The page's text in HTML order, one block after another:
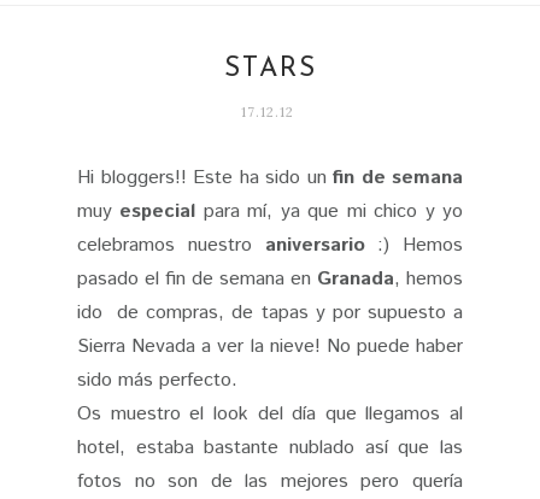
STARS
17.12.12
Hi bloggers!! Este ha sido un fin de semana
muy especial para mí, ya que mi chico y yo
celebramos nuestro aniversario:) Hemos
pasado el fin de semana en Granada, hemos
ido de compras, de tapas y por supuesto a
Sierra Nevada a ver la nieve! No puede haber
sido más perfecto.
Os muestro el look del día que llegamos al
hotel, estaba bastante nublado así que las
fotos no son de las mejores pero quería